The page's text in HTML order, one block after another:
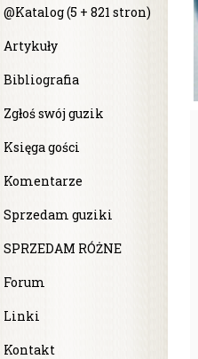
@Katalog (5 + 821 stron)
Artykuły
Bibliografia
Zgłoś swój guzik
Księga gości
Komentarze
Sprzedam guziki
SPRZEDAM RÓŻNE
Forum
Linki
Kontakt